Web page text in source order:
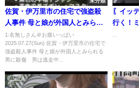
佐賀・伊万里市の住宅で強盗殺
人事件 母と娘が外国人とみられ
る男に殺傷 男は逃走中 警察が
行方追う｜TBS NEWS DIG
1:名無しさん＠お腹いっぱい
2025.07.27(Sun) 佐賀・伊万里市の住宅で
強盗殺人事件 母と娘が外国人とみられる
男に殺傷 男は逃走中...
〖イッ
行く！